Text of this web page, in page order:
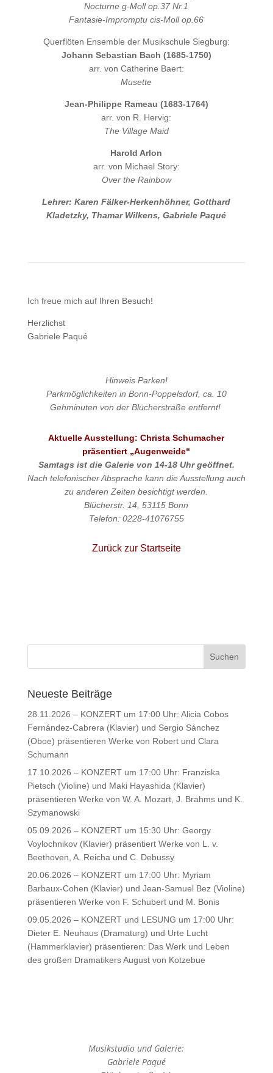
Nocturne g-Moll op.37 Nr.1
Fantasie-Impromptu cis-Moll op.66
Querflöten Ensemble der Musikschule Siegburg:
Johann Sebastian Bach (1685-1750)
arr. von Catherine Baert:
Musette
Jean-Philippe Rameau (1683-1764)
arr. von R. Hervig:
The Village Maid
Harold Arlon
arr. von Michael Story:
Over the Rainbow
Lehrer: Karen Fälker-Herkenhöhner, Gotthard
Kladetzky, Thamar Wilkens, Gabriele Paqué
Ich freue mich auf Ihren Besuch!
Herzlichst
Gabriele Paqué
Hinweis Parken!
Parkmöglichkeiten in Bonn-Poppelsdorf, ca. 10
Gehminuten von der Blücherstraße entfernt!
Aktuelle Ausstellung: Christa Schumacher
präsentiert „Augenweide“
Samtags ist die Galerie von 14-18 Uhr geöffnet.
Nach telefonischer Absprache kann die Ausstellung auch
zu anderen Zeiten besichtigt werden.
Blücherstr. 14, 53115 Bonn
Telefon: 0228-41076755
Zurück zur Startseite
Neueste Beiträge
28.11.2026 – KONZERT um 17:00 Uhr: Alicia Cobos
Fernández-Cabrera (Klavier) und Sergio Sánchez
(Oboe) präsentieren Werke von Robert und Clara
Schumann
17.10.2026 – KONZERT um 17:00 Uhr: Franziska
Pietsch (Violine) und Maki Hayashida (Klavier)
präsentieren Werke von W. A. Mozart, J. Brahms und K.
Szymanowski
05.09.2026 – KONZERT um 15:30 Uhr: Georgy
Voylochnikov (Klavier) präsentiert Werke von L. v.
Beethoven, A. Reicha und C. Debussy
20.06.2026 – KONZERT um 17:00 Uhr: Myriam
Barbaux-Cohen (Klavier) und Jean-Samuel Bez (Violine)
präsentieren Werke von F. Schubert und M. Bonis
09.05.2026 – KONZERT und LESUNG um 17:00 Uhr:
Dieter E. Neuhaus (Dramaturg) und Urte Lucht
(Hammerklavier) präsentieren: Das Werk und Leben
des großen Dramatikers August von Kotzebue
Musikstudio und Galerie:
Gabriele Paqué